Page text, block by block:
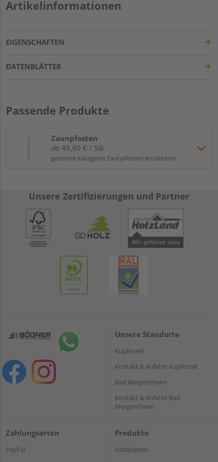
Artikelinformationen
EIGENSCHAFTEN
DATENBLÄTTER
Passende Produkte
Zaunpfosten
ab 49,90 € / Stk.
gesamte Kategorie Zaunpfosten entdecken
Unsere Zertifizierungen und Partner
Unsere Standorte
Kupferzell
Kontakt & Anfahrt Kupferzell
Bad Mergentheim
Kontakt & Anfahrt Bad
Mergentheim
Zahlungsarten
PayPal
Produkte
Holzplatten